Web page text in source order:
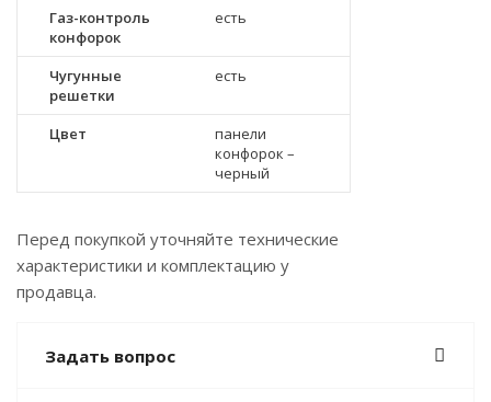
Газ-контроль
конфорок
есть
Чугунные
решетки
есть
Цвет
панели
конфорок –
черный
Перед покупкой уточняйте технические
характеристики и комплектацию у
продавца.
Задать вопрос